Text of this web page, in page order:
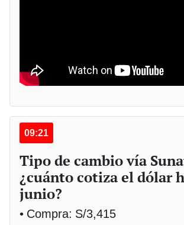
09:21
Tipo de cambio vía
¿cuánto cotiza el dólar
junio?
• Compra: S/3,415